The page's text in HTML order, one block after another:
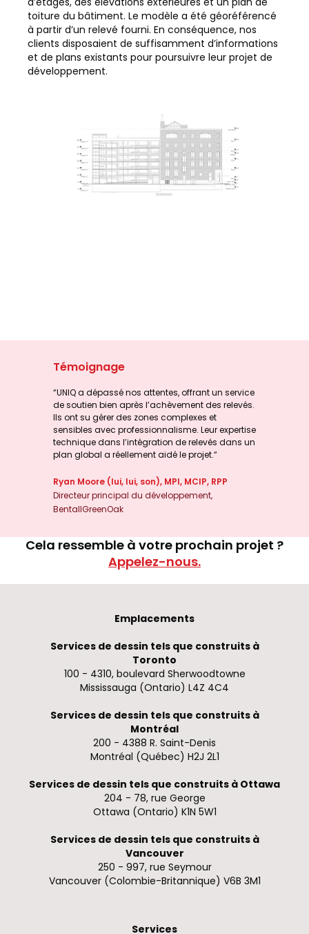
toiture du bâtiment. Le modèle a été géoréférencé
à partir d’un relevé fourni. En conséquence, nos
clients disposaient de suffisamment d’informations
et de plans existants pour poursuivre leur projet de
développement.
Témoignage
“UNIQ a dépassé nos attentes, offrant un service
de soutien bien après l’achèvement des relevés.
Ils ont su gérer des zones complexes et
sensibles avec professionnalisme. Leur expertise
technique dans l’intégration de relevés dans un
plan global a réellement aidé le projet.“
Ryan Moore (lui, lui, son), MPI, MCIP, RPP
Directeur principal du développement,
BentallGreenOak
Cela ressemble à votre prochain projet ?
Appelez-nous.
Emplacements
Services de dessin tels que construits à
Toronto
100 - 4310, boulevard Sherwoodtowne
Mississauga (Ontario) L4Z 4C4
Services de dessin tels que construits à
Montréal
200 - 4388 R. Saint-Denis
Montréal (Québec) H2J 2L1
Services de dessin tels que construits à Ottawa
204 - 78, rue George
Ottawa (Ontario) K1N 5W1
Services de dessin tels que construits à
Vancouver
250 - 997, rue Seymour
Vancouver (Colombie-Britannique) V6B 3M1
Services